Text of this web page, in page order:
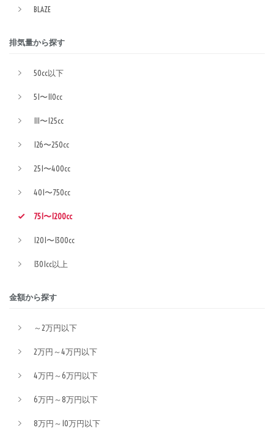
BLAZE
排気量から探す
50cc以下
51〜110cc
111〜125cc
126〜250cc
251〜400cc
401〜750cc
751〜1200cc
1201〜1300cc
1301cc以上
金額から探す
～2万円以下
2万円～4万円以下
4万円～6万円以下
6万円～8万円以下
8万円～10万円以下